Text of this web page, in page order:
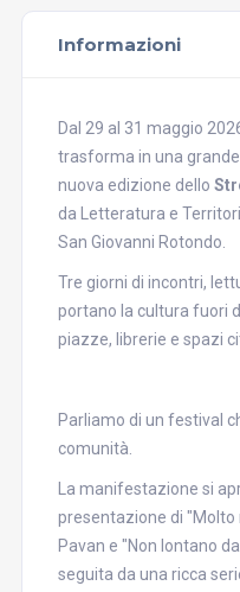
Informazioni
Dal 29 al 31 maggio
trasforma in una
nuova edizione dello
da Letteratura e
San Giovanni Rotondo.
Tre giorni di incontri,
portano la cultura fuori
piazze, librerie e spazi
Parliamo di un festival
comunità.
La manifestazione si
presentazione di "Molto
Pavan e "Non lontano
seguita da una ricca